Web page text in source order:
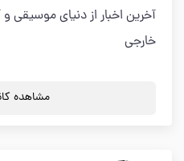
آخرین اخبار از دنیای موسیقی
خارجی
مشاهده